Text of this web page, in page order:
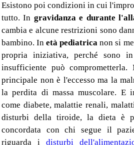
Esistono poi condizioni in cui
tutto. In gravidanza e durante
cambia e alcune restrizioni sono
bambino. Inetà pediatrica non si
propria iniziativa, perché sono
insufficiente può comprometterla.
principale non è l'eccesso ma la
la perdita di massa muscolare. E
come diabete, malattie renali,
disturbi della tiroide, la dieta è
concordata con chi segue il
riguarda i disturbi